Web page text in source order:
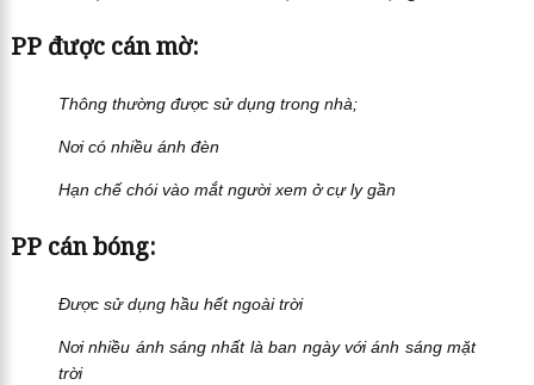
PP được cán mờ:
Thông thường được sử dụng trong nhà;
Nơi có nhiều ánh đèn
Hạn chế chói vào mắt người xem ở cự ly gần
PP cán bóng:
Được sử dụng hầu hết ngoài trời
Nơi nhiều ánh sáng nhất là ban ngày với ánh sáng mặt
trời